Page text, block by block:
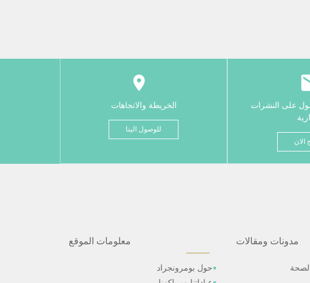
على النشرات
الان
الخريطة والاتجاهات
للوصول الينا
مدونات ومقالات معلومات الموقع
حول بومرونجراد